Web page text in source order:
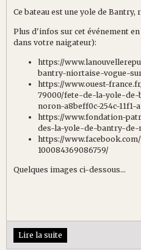
Ce bateau est une yole de Bantry,
Plus d'infos sur cet événement
dans votre naigateur):
https://
bantry-niortaise-vogue-
https://www.ouest-
79000/fete-de-la-yole-
noron-a8beff0c-254c-11f1-
https://www.fondation-
des-la-yole-de-bantry-de-
https://
100084369086759/
Quelques images ci-dessous...
Lire la suite